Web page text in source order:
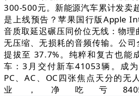
300-500元。新能源汽车累计发卖
是上线预告？苹果国行版Apple
音质取延迟碾压同价位无线：物理
无压缩、无损耗的音频传输。公
提拔至 37.7%。纯粹和复古也能
车：3月交付新车41053辆。成为
PC、AC、OC四张焦点天分的无
业，净吃亏